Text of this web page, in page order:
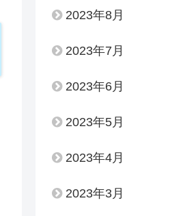
2023年8月
2023年7月
2023年6月
2023年5月
2023年4月
2023年3月